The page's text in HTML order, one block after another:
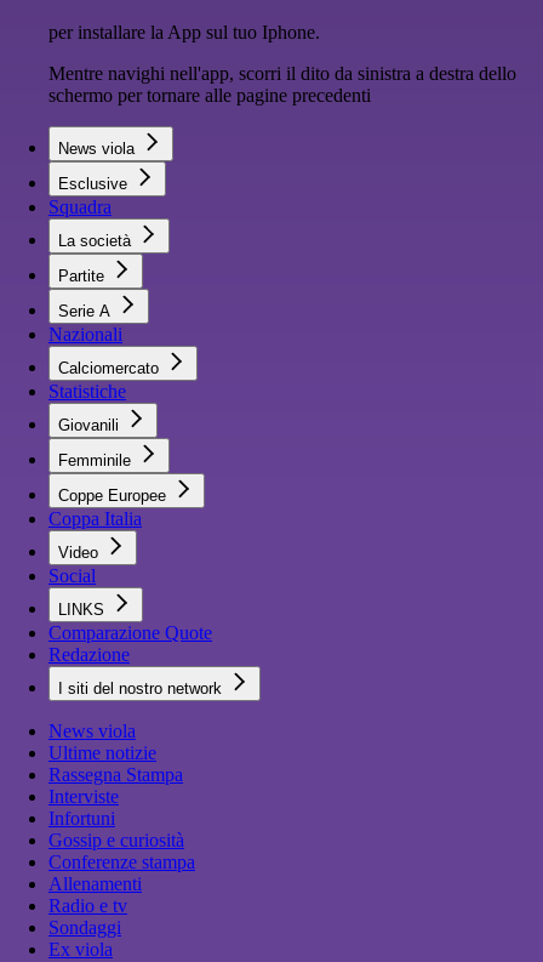
per installare la App sul tuo Iphone.
Mentre navighi nell'app, scorri il dito da sinistra a destra dello
schermo per tornare alle pagine precedenti
News viola
Esclusive
Squadra
La società
Partite
Serie A
Nazionali
Calciomercato
Statistiche
Giovanili
Femminile
Coppe Europee
Coppa Italia
Video
Social
LINKS
Comparazione Quote
Redazione
I siti del nostro network
News viola
Ultime notizie
Rassegna Stampa
Interviste
Infortuni
Gossip e curiosità
Conferenze stampa
Allenamenti
Radio e tv
Sondaggi
Ex viola